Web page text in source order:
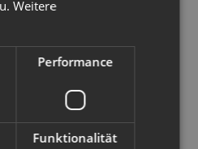
Weitere
Performance
Funktionalität